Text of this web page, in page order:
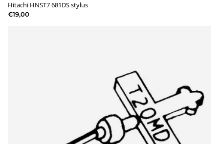
Hitachi HNST7 681DS stylus
€19,00